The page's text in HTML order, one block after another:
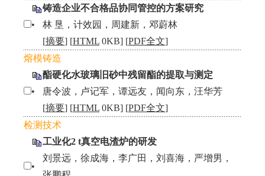
铸造企业不合格品协同管控的方案研究
•
林 垦，计效园，周建新，邓蔚林
[摘要] [HTML 0KB] [PDF全文]
熔模铸造
酯硬化水玻璃旧砂中残留酯的提取与测定
•
唐令波，卢记军，谭远友，闻向东，汪华芳
[摘要] [HTML 0KB] [PDF全文]
检测技术
工业化2 t真空电渣炉的研发
•
刘景远，徐成海，李广田，刘喜海，严增男，